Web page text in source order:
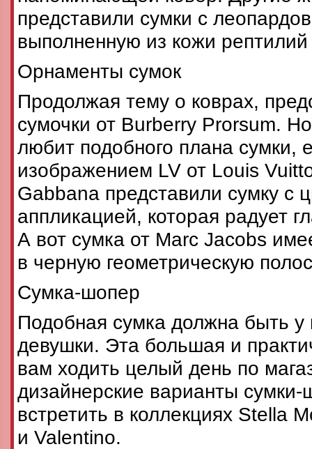
представили сумки с
выполненную из кожи
Орнаменты сумок
Продолжая тему о коврах,
сумочки от Burberry Prorsum.
любит подобного плана сумки,
изображением LV от Louis
Gabbana представили сумку с
аппликацией, которая радует
А вот сумка от Marc Jacobs
в черную геометрическую
Сумка-шопер
Подобная сумка должна быть
девушки. Эта большая и
вам ходить целый день по
дизайнерские варианты
встретить в коллекциях Stella
и Valentino.